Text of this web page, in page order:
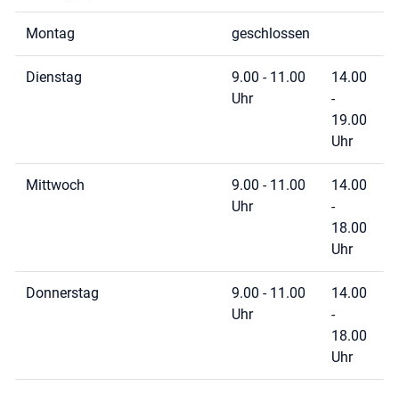
Montag geschlossen
Dienstag
9.00 - 11.00
Uhr
14.00
-
19.00
Uhr
Mittwoch
9.00 - 11.00
Uhr
14.00
-
18.00
Uhr
Donnerstag
9.00 - 11.00
Uhr
14.00
-
18.00
Uhr